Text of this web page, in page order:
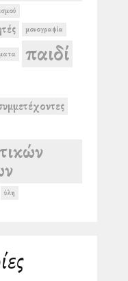
μονογραφία
παιδί
ύλη